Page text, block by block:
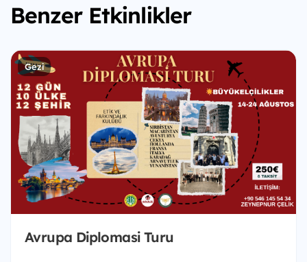
Benzer Etkinlikler
Gezi
Avrupa Diplomasi Turu